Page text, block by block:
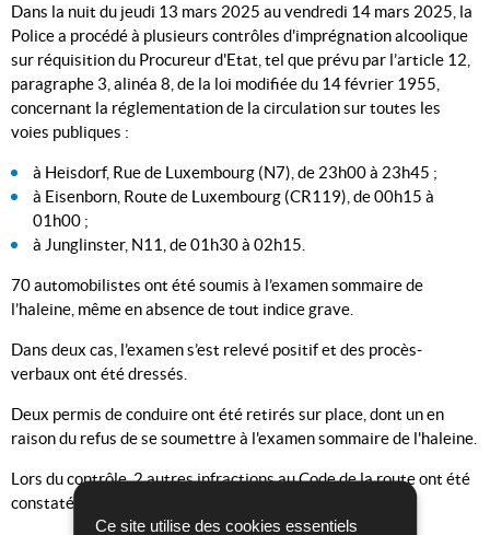
Ce site utilise des cookies essentiels
Dans la nuit du jeudi 13 mars 2025 au vendredi 14 mars 2025, la
Police a procédé à plusieurs contrôles d'imprégnation alcoolique
sur réquisition du Procureur d'Etat, tel que prévu par l’article 12,
paragraphe 3, alinéa 8, de la loi modifiée du 14 février 1955,
concernant la réglementation de la circulation sur toutes les
voies publiques :
à Heisdorf, Rue de Luxembourg (N7), de 23h00 à 23h45 ;
à Eisenborn, Route de Luxembourg (CR119), de 00h15 à
01h00 ;
à Junglinster, N11, de 01h30 à 02h15.
70 automobilistes ont été soumis à l’examen sommaire de
l’haleine, même en absence de tout indice grave.
Dans deux cas, l’examen s’est relevé positif et des procès-
verbaux ont été dressés.
Deux permis de conduire ont été retirés sur place, dont un en
raison du refus de se soumettre à l'examen sommaire de l'haleine.
Lors du contrôle, 2 autres infractions au Code de la route ont été
constatées.